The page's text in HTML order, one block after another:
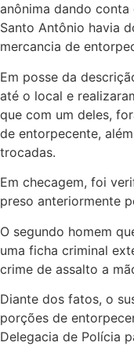
anônima dando
Santo Antônio havia
mercancia de
Em posse da
até o local e
que com um deles,
de entorpecente,
trocadas.
Em checagem, foi
preso anteriormente
O segundo homem
uma ficha criminal
crime de assalto a
Diante dos fatos, o
porções de
Delegacia de Polícia